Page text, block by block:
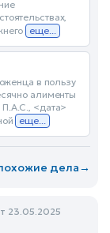
еще...
в пользу
алименты
<дата>
еще...
дела→
23.05.2025